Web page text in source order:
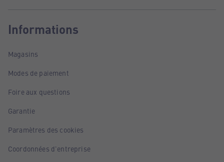
Informations
Magasins
Modes de paiement
Foire aux questions
Garantie
Paramètres des cookies
Coordonnées d'entreprise